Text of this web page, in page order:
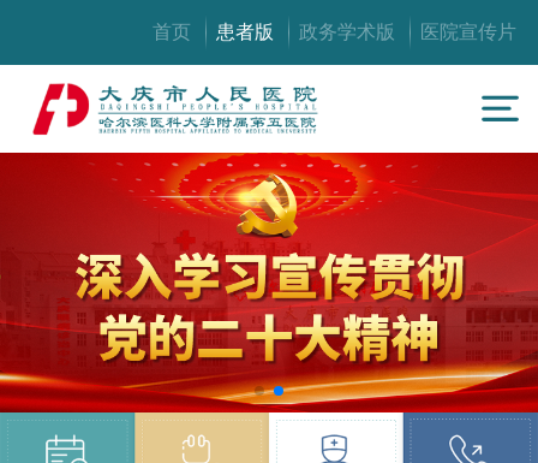
首页 患者版 政务学术版 医院宣传片